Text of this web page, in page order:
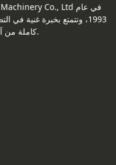
1993، وتتمتع بخبرة غنية
كاملة من آلات التعبئة للمنتجات الغذائية وغير الغذائية.